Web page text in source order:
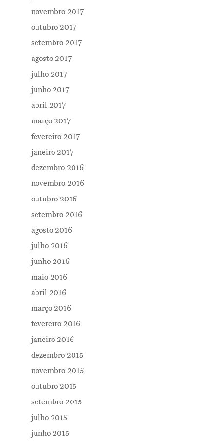
novembro 2017
outubro 2017
setembro 2017
agosto 2017
julho 2017
junho 2017
abril 2017
março 2017
fevereiro 2017
janeiro 2017
dezembro 2016
novembro 2016
outubro 2016
setembro 2016
agosto 2016
julho 2016
junho 2016
maio 2016
abril 2016
março 2016
fevereiro 2016
janeiro 2016
dezembro 2015
novembro 2015
outubro 2015
setembro 2015
julho 2015
junho 2015